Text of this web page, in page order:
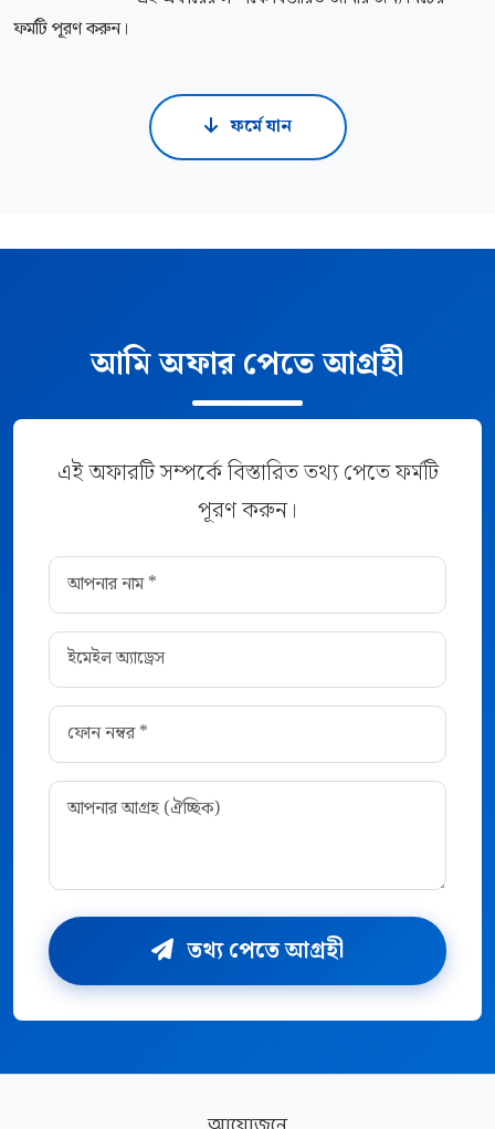
ফর্মটি পূরণ করুন।
ফর্মে যান
আমি অফার পেতে আগ্রহী
এই অফারটি সম্পর্কে বিস্তারিত তথ্য পেতে ফর্মটি
পূরণ করুন।
তথ্য পেতে আগ্রহী